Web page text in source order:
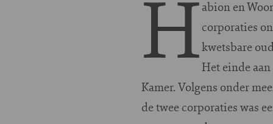
Habion en
corporaties
kwetsbare
Het einde
Kamer. Volgens onder
de twee corporaties was